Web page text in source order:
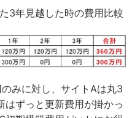
3年見越した時の費用比較
みに対し、サイトAは丸3
ずっと更新費用が掛かっ